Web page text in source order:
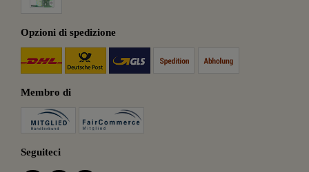
Opzioni di spedizione
Membro di
Seguiteci